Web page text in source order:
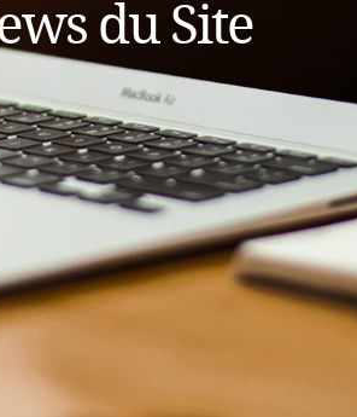
du Site